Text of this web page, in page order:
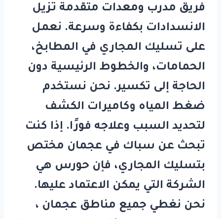
فريق مدرب ومعدات متقدمة تزيل
الانسدادات بكفاءة وسرعة. نعمل
على تسليك المجاري في المطابخ،
الحمامات، والخطوط الرئيسية دون
الحاجة إلى تكسير. نحن نستخدم
ضغط المياه وكاميرات الكشف
لتحديد السبب وعلاجه فورًا. إذا كنت
تبحث عن سباك في عجمان مختص
بتسليك المجاري، فإن حورس هي
الشركة التي يمكن الاعتماد عليها.
نحن نغطي جميع مناطق عجمان ،